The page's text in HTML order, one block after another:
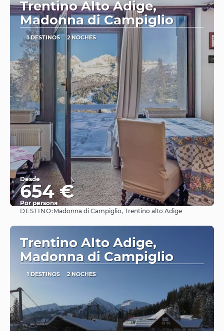
Trentino Alto Adige,
Madonna di Campiglio
1 DESTINOS 2 NOCHES
Desde
654 €
Por persona
Ver
DESTINO: Madonna di Campiglio, Trentino alto Adige
Trentino Alto Adige,
Madonna di Campiglio
1 DESTINOS 2 NOCHES